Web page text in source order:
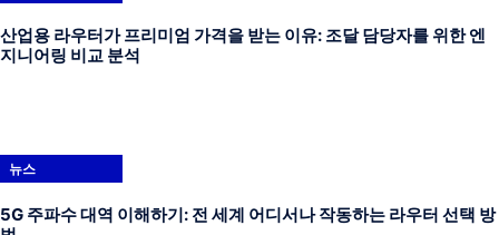
산업용 라우터가 프리미엄 가격을 받는 이유: 조달 담당자를 위한 엔
지니어링 비교 분석
뉴스
5G 주파수 대역 이해하기: 전 세계 어디서나 작동하는 라우터 선택 방